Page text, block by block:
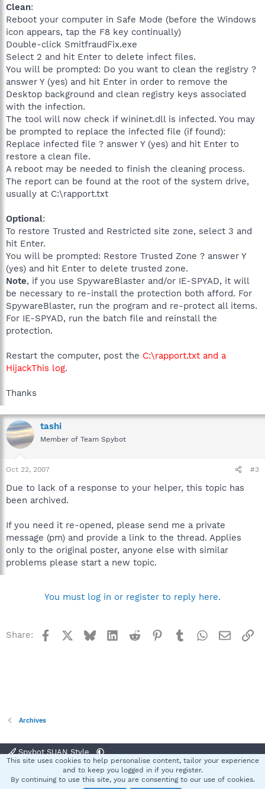
Clean:
Reboot your computer in Safe Mode (before the Windows
icon appears, tap the F8 key continually)
Double-click SmitfraudFix.exe
Select 2 and hit Enter to delete infect files.
You will be prompted: Do you want to clean the registry ?
answer Y (yes) and hit Enter in order to remove the
Desktop background and clean registry keys associated
with the infection.
The tool will now check if wininet.dll is infected. You may
be prompted to replace the infected file (if found):
Replace infected file ? answer Y (yes) and hit Enter to
restore a clean file.
A reboot may be needed to finish the cleaning process.
The report can be found at the root of the system drive,
usually at C:\rapport.txt
Optional:
To restore Trusted and Restricted site zone, select 3 and
hit Enter.
You will be prompted: Restore Trusted Zone ? answer Y
(yes) and hit Enter to delete trusted zone.
Note, if you use SpywareBlaster and/or IE-SPYAD, it will
be necessary to re-install the protection both afford. For
SpywareBlaster, run the program and re-protect all items.
For IE-SPYAD, run the batch file and reinstall the
protection.
Restart the computer, post the C:\rapport.txt and a
HijackThis log.
Thanks
tashi
Member of Team Spybot
Oct 22, 2007 #3
Due to lack of a response to your helper, this topic has
been archived.
If you need it re-opened, please send me a private
message (pm) and provide a link to the thread. Applies
only to the original poster, anyone else with similar
problems please start a new topic.
You must log in or register to reply here.
Share: Facebook BlueskyLinkedInReddit Pinterest
TumblrWhatsApp
Email
Archives
Spybot SUAN Style
Terms and rules Privacy policy Help
S
This site uses cookies to help personalise content, tailor your experience
and to keep you logged in if you register.
By continuing to use this site, you are consenting to our use of cookies.